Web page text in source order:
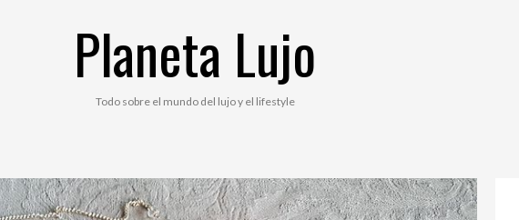
Planeta Lujo
Todo sobre el mundo del lujo y el lifestyle